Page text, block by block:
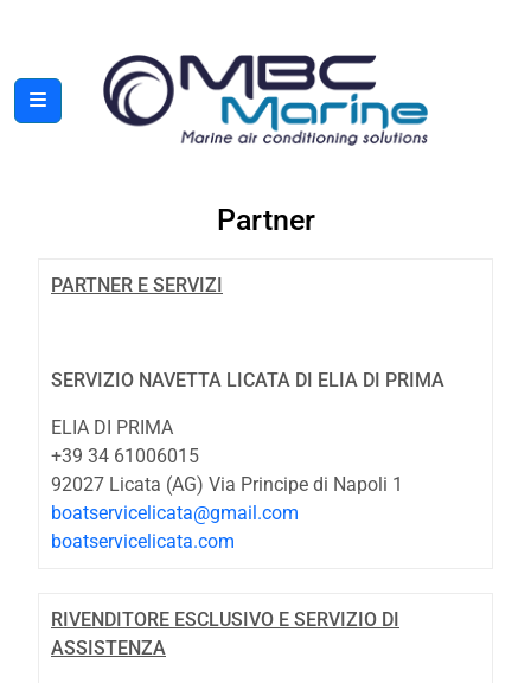
Partner
PARTNER E SERVIZI
SERVIZIO NAVETTA LICATA DI ELIA DI PRIMA
ELIA DI PRIMA
+39 34 61006015
92027 Licata (AG) Via Principe di Napoli 1
boatservicelicata@gmail.com
boatservicelicata.com
RIVENDITORE ESCLUSIVO E SERVIZIO DI
ASSISTENZA